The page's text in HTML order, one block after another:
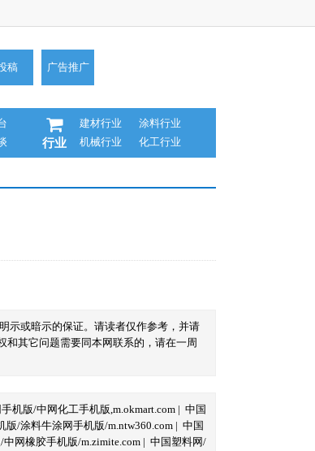
稿 广告推广
行业
建材行业
涂料行业
机械行业
化工行业
示或暗示的保证。请读者仅作参考，并请
其它问题需要同本网联系的，请在一周
机版/中网化工手机版,m.okmart.com | 中国
版/涂料牛涂网手机版/m.ntw360.com | 中国
网橡胶手机版/m.zimite.com | 中国塑料网/